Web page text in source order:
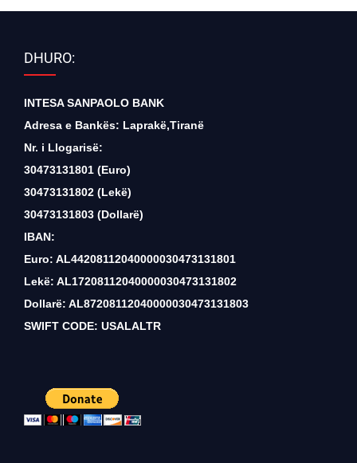
DHURO:
INTESA SANPAOLO BANK
Adresa e Bankës: Laprakë,Tiranë
Nr. i Llogarisë:
30473131801 (Euro)
30473131802 (Lekë)
30473131803 (Dollarë)
IBAN:
Euro: AL44208112040000030473131801
Lekë: AL17208112040000030473131802
Dollarë: AL87208112040000030473131803
SWIFT CODE: USALALTR